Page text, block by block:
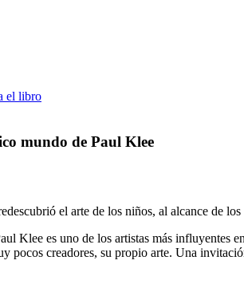
el libro
mundo de Paul Klee
el arte de los niños, al alcance de los
Klee es uno de los artistas más influyentes
pocos creadores, su propio arte. Una